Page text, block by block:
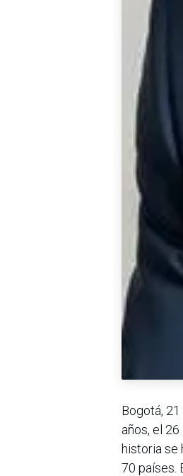
Bogotá,
años, el
historia se
70 países.